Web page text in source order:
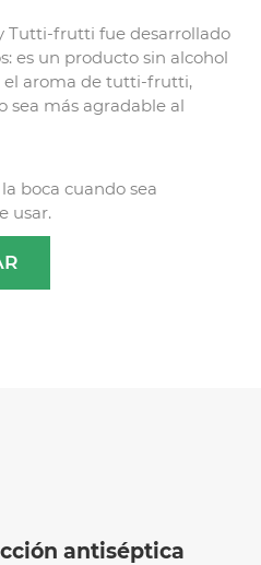
Tutti-frutti fue desarrollado
es un producto sin alcohol
el aroma de tutti-frutti,
sea más agradable al
boca cuando sea
usar.
antiséptica